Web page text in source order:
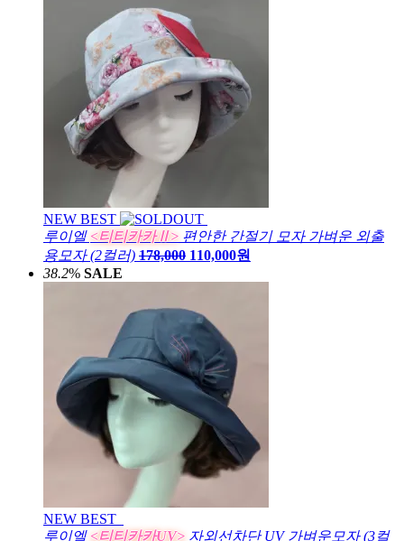
NEW BEST
루이엘 <티티카카Ⅱ> 편안한 간절기 모자 가벼운 외출
용모자 (2컬러) 178,000 110,000원
38.2% SALE
NEW BEST
루이엘 <티티카카UV> 자외선차단 UV 가벼운모자 (3컬